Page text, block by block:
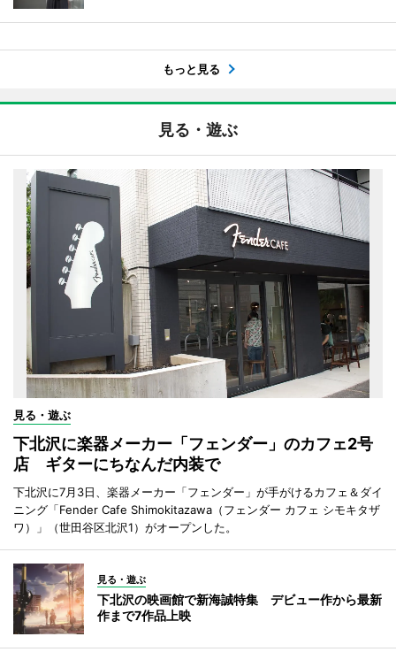
もっと見る
見る・遊ぶ
見る・遊ぶ
下北沢に楽器メーカー「フェンダー」のカフェ2号
店 ギターにちなんだ内装で
下北沢に7月3日、楽器メーカー「フェンダー」が手がけるカフェ＆ダイ
ニング「Fender Cafe Shimokitazawa（フェンダー カフェ シモキタザ
ワ）」（世田谷区北沢1）がオープンした。
見る・遊ぶ
下北沢の映画館で新海誠特集 デビュー作から最新
作まで7作品上映